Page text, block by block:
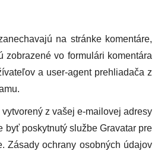
na stránke komentáre,
zobrazené vo formulári komentára
a user-agent prehliadača z
z vašej e-mailovej adresy
byť poskytnutý službe Gravatar pre
Zásady ochrany osobných údajov